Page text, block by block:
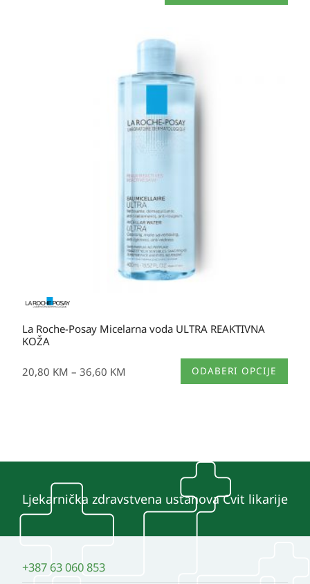
La Roche-Posay Micelarna voda ULTRA REAKTIVNA
KOŽA
20,80 KM – 36,60 KM ODABERI OPCIJE
Ovaj
proizvod
se
mogu
odabrati
Ljekarnička zdravstvena ustanova Cvit likarije
+387 63 060 853